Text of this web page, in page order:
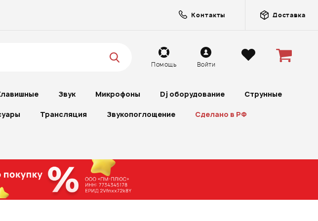
Контакты Доставка
Помощь Войти
Звук Микрофоны Dj оборудование Струнные
Трансляция Звукопоглощение Сделано в РФ